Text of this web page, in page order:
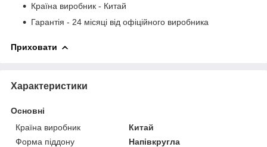
Країна виробник - Китай
Гарантія - 24 місяці від офіційного виробника
Приховати
Характеристики
Основні
Країна виробник
Китай
Форма піддону
Напівкругла